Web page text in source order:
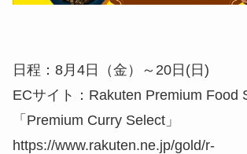
日程：8月4日（金）～20日(日)
ECサイト：Rakuten Premium Food
「Premium Curry Select」
https://www.rakuten.ne.jp/gold/r-